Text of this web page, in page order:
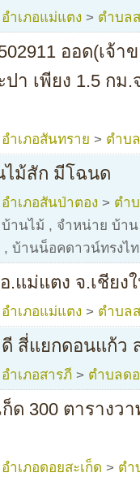
อำเภอแม่แตง > ตำบล
ออด(เจ้า
า เพียง 1.5 กม.
อำเภอสันทราย > ตำบ
ม้สัก มีโฉนด
อำเภอสันป่าตอง > ตำ
บ้านไม้ , จำหน่าย บ้า
, บ้านน็อคดาวน์ทรงไ
แม่แตง จ.เชียง
อำเภอแม่แตง > ตำบล
สี่แยกดอนแก้ว
อำเภอสารภี > ตำบลด
ด 300 ตารางว
อำเภอดอยสะเก็ด > ตำ